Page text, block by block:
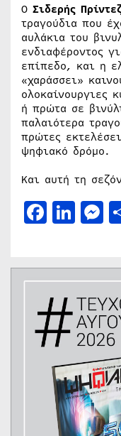
Ο Σιδερής
τραγούδια που
αυλάκια του
ενδιαφέροντος
επίπεδο, και η
«χαράσσει»
ολοκαίνουργιες
ή πρώτα σε
παλαιότερα
πρώτες
ψηφιακό δρόμο.
Και αυτή τη